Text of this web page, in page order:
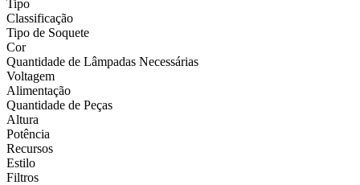
Tipo
Classificação
Tipo de Soquete
Cor
Quantidade de Lâmpadas Necessárias
Voltagem
Alimentação
Quantidade de Peças
Altura
Potência
Recursos
Estilo
Filtros